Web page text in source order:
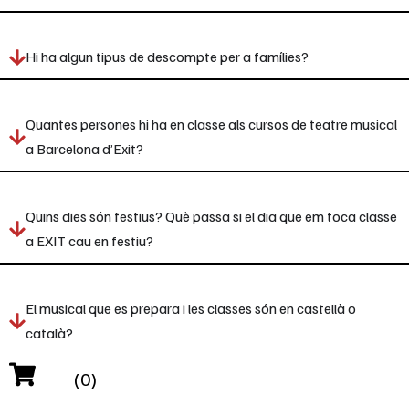
Hi ha algun tipus de descompte per a famílies?
Quantes persones hi ha en classe als cursos de teatre musical
a Barcelona d’Exit?
Quins dies són festius? Què passa si el dia que em toca classe
a EXIT cau en festiu?
El musical que es prepara i les classes són en castellà o
català?
(0)